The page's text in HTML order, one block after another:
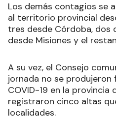
Los demás contagios se
al territorio provincial
tres desde Córdoba, dos
desde Misiones y el
A su vez, el Consejo
jornada no se
COVID-19 en la provincia
registraron cinco altas
localidades.